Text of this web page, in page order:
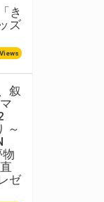
き
ズ
叙
～
物
ゼ